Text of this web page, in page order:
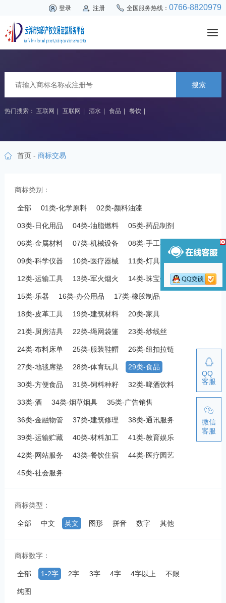
登录 注册 全国服务热线：0766-8820979
搜索
热门搜索： 互联网 互联网 酒水 食品 餐饮
首页- 商标交易
商标类别：
全部 01类-化学原料 02类-颜料油漆
03类-日化用品 04类-油脂燃料 05类-药品制剂
06类-金属材料 07类-机械设备 08类-手工器械
09类-科学仪器 10类-医疗器械 11类-灯具空调
12类-运输工具 13类-军火烟火 14类-珠宝钟表
15类-乐器 16类-办公用品 17类-橡胶制品
18类-皮革工具 19类-建筑材料 20类-家具
21类-厨房洁具 22类-绳网袋篷 23类-纱线丝
24类-布料床单 25类-服装鞋帽 26类-纽扣拉链
27类-地毯席垫 28类-体育玩具 29类-食品
30类-方便食品 31类-饲料种籽 32类-啤酒饮料
33类-酒 34类-烟草烟具 35类-广告销售
36类-金融物管 37类-建筑修理 38类-通讯服务
39类-运输贮藏 40类-材料加工 41类-教育娱乐
42类-网站服务 43类-餐饮住宿 44类-医疗园艺
45类-社会服务
商标类型：
全部 中文 英文 图形 拼音 数字 其他
商标数字：
全部 1-2字 2字 3字 4字 4字以上 不限
纯图
QQ
客服
微信
客服